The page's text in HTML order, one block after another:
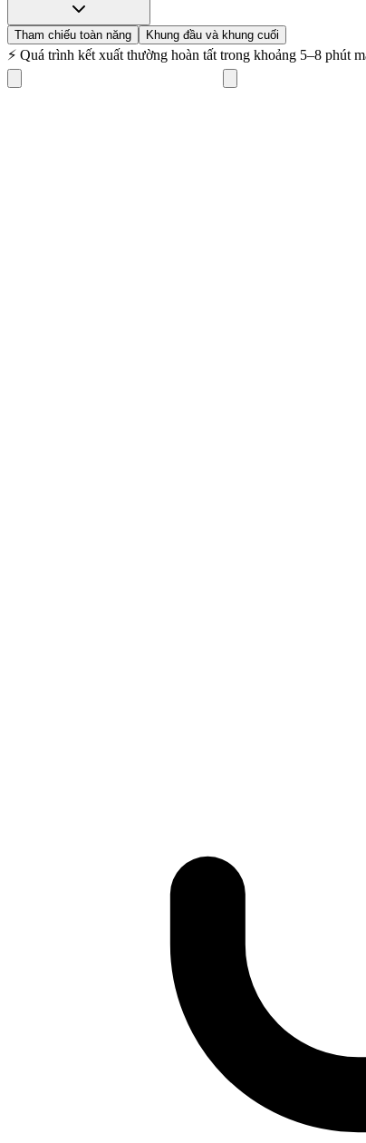
Tham chiếu toàn năng Khung đầu và khung cuối
⚡ Quá trình kết xuất thường hoàn tất trong khoảng 5–8 phút